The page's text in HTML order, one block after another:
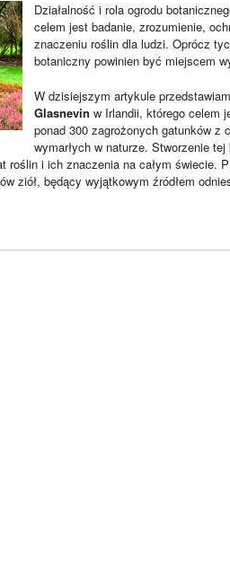
Działalność i rola ogrodu
celem jest badanie, zrozumienie,
znaczeniu roślin dla ludzi. Oprócz
botaniczny powinien być miejscem
W dzisiejszym artykule przedstawiam
Glasnevin w Irlandii, którego celem
ponad 300 zagrożonych gatunków z
wymarłych w naturze. Stworzenie
roślin i ich znaczenia na całym świecie.
ziół, będący wyjątkowym źródłem